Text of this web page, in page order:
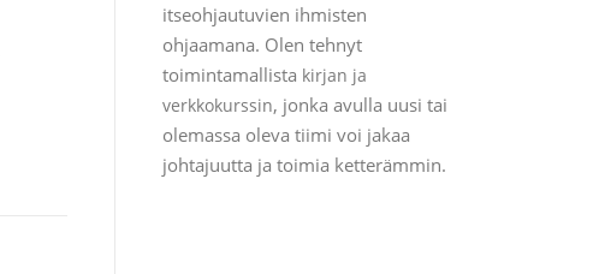
itseohjautuvien ihmisten
ohjaamana. Olen tehnyt
toimintamallista kirjan ja
verkkokurssin, jonka avulla uusi tai
olemassa oleva tiimi voi jakaa
johtajuutta ja toimia ketterämmin.